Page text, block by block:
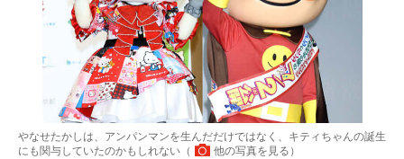
やなせたかしは、アンパンマンを生んだだけではなく、キティちゃんの誕生
にも関与していたのかもしれない（
他の写真を見る ）